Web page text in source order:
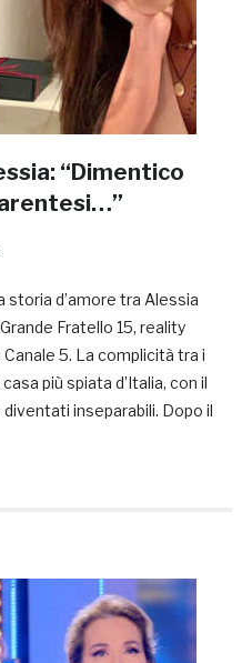
“Dimentico
storia d’amore tra Alessia
Fratello 15, reality
5. La complicità tra i
più spiata d’Italia, con il
inseparabili. Dopo il